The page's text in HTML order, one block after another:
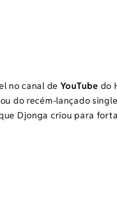
no canal de YouTube do
do recém-lançado
Djonga criou para